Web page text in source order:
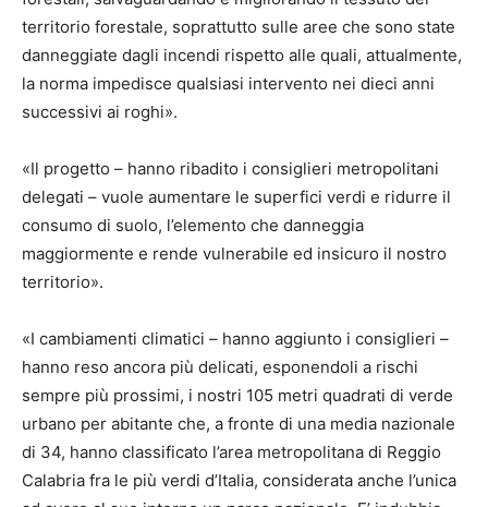
territorio forestale, soprattutto sulle aree che sono state
danneggiate dagli incendi rispetto alle quali, attualmente,
la norma impedisce qualsiasi intervento nei dieci anni
successivi ai roghi».
«Il progetto – hanno ribadito i consiglieri metropolitani
delegati – vuole aumentare le superfici verdi e ridurre il
consumo di suolo, l’elemento che danneggia
maggiormente e rende vulnerabile ed insicuro il nostro
territorio».
«I cambiamenti climatici – hanno aggiunto i consiglieri –
hanno reso ancora più delicati, esponendoli a rischi
sempre più prossimi, i nostri 105 metri quadrati di verde
urbano per abitante che, a fronte di una media nazionale
di 34, hanno classificato l’area metropolitana di Reggio
Calabria fra le più verdi d’Italia, considerata anche l’unica